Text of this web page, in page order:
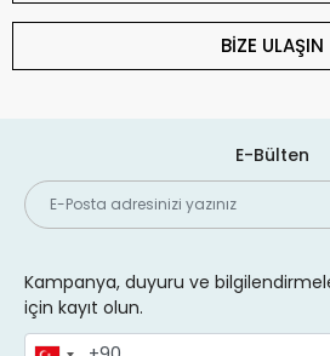
BİZE ULAŞIN
E-Bülten
Kampanya, duyuru ve
için kayıt olun.